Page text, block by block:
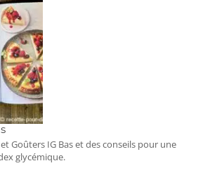
Goûters IG Bas et des conseils pour une
glycémique.